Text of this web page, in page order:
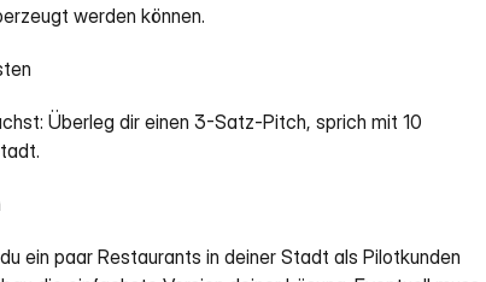
werden können.
Überleg dir einen 3-Satz-Pitch, sprich mit 10
ein paar Restaurants in deiner Stadt als Pilotkunden